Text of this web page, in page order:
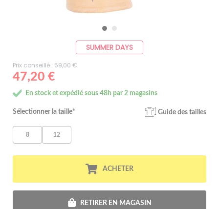
SUMMER DAYS
Prix conseillé : 59,00 €
47,20 €
En stock et expédié sous 48h par 2 magasins
Sélectionner la taille* Guide des tailles
8 12
ACHETER
RETIRER EN MAGASIN